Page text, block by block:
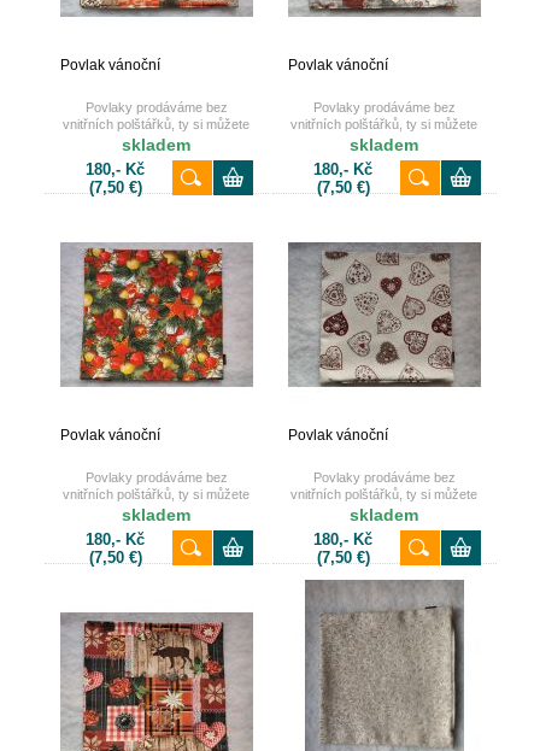
Povlak vánoční
Povlaky prodáváme bez
vnitřních polštářků, ty si můžete
také dokoupit u nás na e-shopu.
skladem
180,- Kč
(7,50 €)
Povlak vánoční
Povlaky prodáváme bez
vnitřních polštářků, ty si můžete
také dokoupit u nás na e-shopu.
skladem
180,- Kč
(7,50 €)
Povlak vánoční
Povlaky prodáváme bez
vnitřních polštářků, ty si můžete
také dokoupit u nás na e-shopu.
skladem
180,- Kč
(7,50 €)
Povlak vánoční
Povlaky prodáváme bez
vnitřních polštářků, ty si můžete
také dokoupit u nás na e-shopu.
skladem
180,- Kč
(7,50 €)